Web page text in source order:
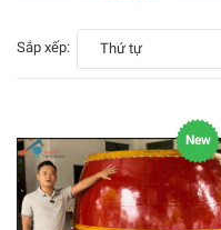
Sắp xếp: Thứ tự
New